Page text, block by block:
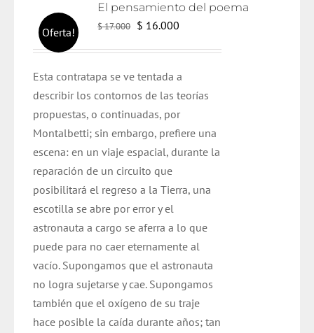
Oferta!
El pensamiento del poema
$17.000 El
era:
$ 17.000.
$ 16.000
es:
$ 16.000.
Esta contratapa se ve tentada a
describir los contornos de las teorías
propuestas, o continuadas, por
Montalbetti; sin embargo, prefiere una
escena: en un viaje espacial, durante la
reparación de un circuito que
posibilitará el regreso a la Tierra, una
escotilla se abre por error y el
astronauta a cargo se aferra a lo que
puede para no caer eternamente al
vacío. Supongamos que el astronauta
no logra sujetarse y cae. Supongamos
también que el oxígeno de su traje
hace posible la caída durante años; tan